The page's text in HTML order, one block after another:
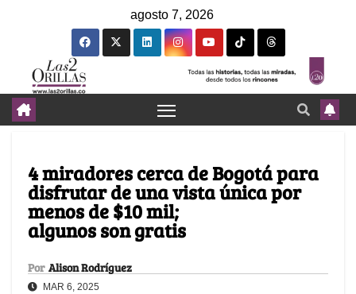
agosto 7, 2026
4 miradores cerca de Bogotá para
disfrutar de una vista única por
menos de $10 mil;
algunos son gratis
Por Alison Rodríguez
MAR 6, 2025